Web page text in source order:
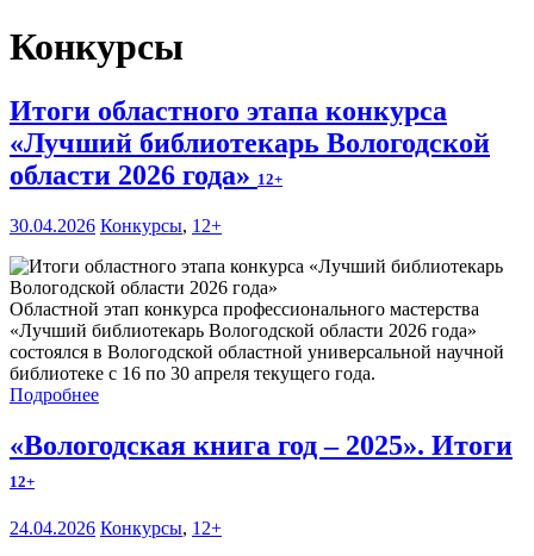
Конкурсы
Итоги областного этапа конкурса
«Лучший библиотекарь Вологодской
области 2026 года» 12+
30.04.2026 Конкурсы, 12+
Областной этап конкурса профессионального мастерства
«Лучший библиотекарь Вологодской области 2026 года»
состоялся в Вологодской областной универсальной научной
библиотеке с 16 по 30 апреля текущего года.
Подробнее
«Вологодская книга год – 2025». Итоги
12+
24.04.2026 Конкурсы, 12+